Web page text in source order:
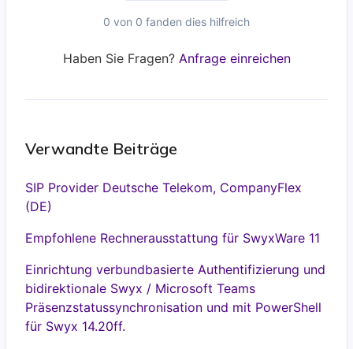
0 von 0 fanden dies hilfreich
Haben Sie Fragen? Anfrage einreichen
Verwandte Beiträge
SIP Provider Deutsche Telekom, CompanyFlex
(DE)
Empfohlene Rechnerausstattung für SwyxWare 11
Einrichtung verbundbasierte Authentifizierung und
bidirektionale Swyx / Microsoft Teams
Präsenzstatussynchronisation und mit PowerShell
für Swyx 14.20ff.